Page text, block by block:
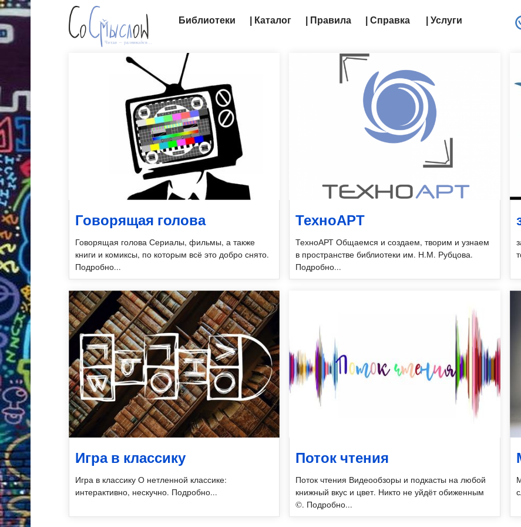
Библиотеки | Каталог | Правила | Справка | Услуги
Говорящая голова
Говорящая голова Сериалы, фильмы, а также
книги и комиксы, по которым всё это добро снято.
Подробно...
ТехноАРТ
ТехноАРТ Общаемся и создаем, творим и узнаем
в пространстве библиотеки им. Н.М. Рубцова.
Подробно...
Игра в классику
Игра в классику О нетленной классике:
интерактивно, нескучно. Подробно...
Поток чтения
Поток чтения Видеообзоры и подкасты на любой
книжный вкус и цвет. Никто не уйдёт обиженным
©. Подробно...